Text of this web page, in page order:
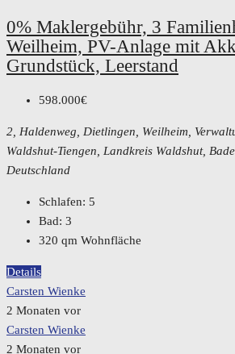
0% Maklergebühr, 3
Weilheim, PV-Anlage mit
Grundstück, Leerstand
598.000€
2, Haldenweg, Dietlingen, Weilheim,
Waldshut-Tiengen, Landkreis Waldshut,
Deutschland
Schlafen: 5
Bad: 3
320 qm Wohnfläche
Details
Carsten Wienke
2 Monaten vor
Carsten Wienke
2 Monaten vor